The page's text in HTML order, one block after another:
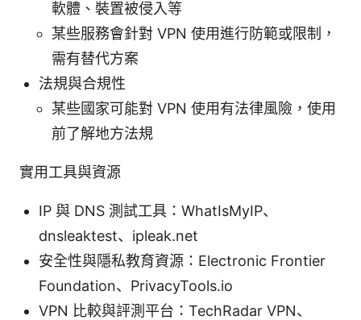
軟體、裝置被侵入等
某些服務會針對 VPN 使用進行防範或限制，
需有替代方案
法規與合規性
某些國家可能對 VPN 使用有法律風險，使用
前了解地方法規
實用工具與資源
IP 與 DNS 測試工具：WhatIsMyIP、
dnsleaktest、ipleak.net
安全性與隱私教育資源：Electronic Frontier
Foundation、PrivacyTools.io
VPN 比較與評測平台：TechRadar VPN、